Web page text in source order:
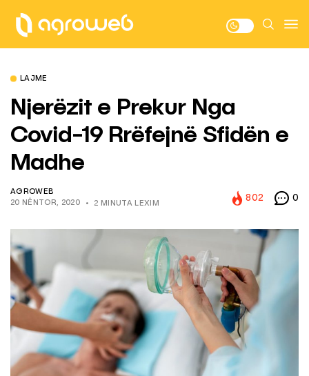
LAJME
Njerëzit e Prekur Nga
Covid-19 Rrëfejnë Sfidën e
Madhe
AGROWEB
20 NËNTOR, 2020
2 MINUTA LEXIM
802 0